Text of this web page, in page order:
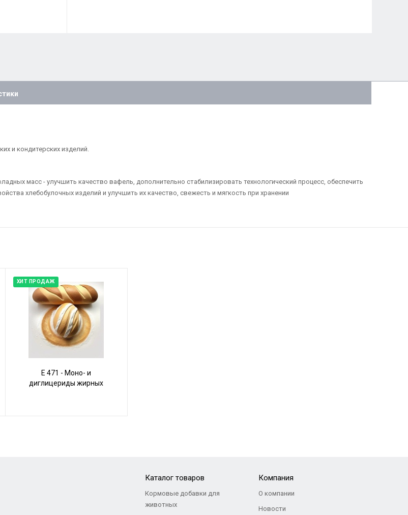
и кондитерских изделий.
масс - улучшить качество вафель, дополнительно стабилизировать технологический процесс, обеспечить
хлебобулочных изделий и улучшить их качество, свежесть и мягкость при хранении
ХИТ ПРОДАЖ
Е 471 - Моно- и
диглицериды жирных
Каталог товаров
Кормовые добавки для
животных
Компания
О компании
Новости